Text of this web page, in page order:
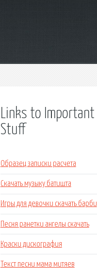
Links to Important
Stuff
Образец записки расчета
Скачать музыку батишта
Игры для девочки скачать барби
Песня ранетки ангелы скачать
Краски дискография
Текст песни мама митяев